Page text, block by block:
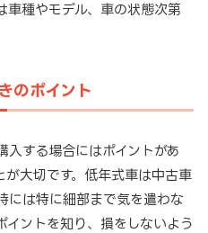
車種やモデル、車の状態次第
のポイント
入する場合にはポイントがあ
が大切です。低年式車は中古車
には特に細部まで気を遣わな
イントを知り、損をしないよう